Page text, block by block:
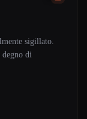
sigillato.
degno di